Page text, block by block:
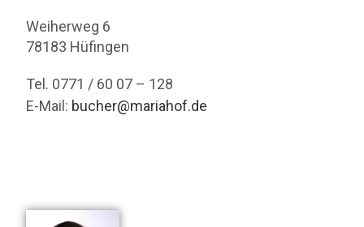
Weiherweg 6
78183 Hüfingen
Tel. 0771 / 60 07 – 128
E-Mail: bucher@mariahof.de